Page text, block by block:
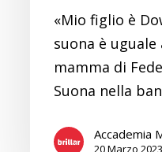
«Mio figlio è
suona è
mamma di
Suona nella
Accademia
20 Marzo 2023